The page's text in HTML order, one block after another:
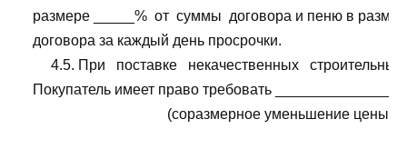
размере _____%  от  суммы  договора и пеню в
    договора за каждый день просрочки.
4.5. При   поставке   некачественных
Покупатель имеет право требовать
                                         (соразмерное уменьшение цены,